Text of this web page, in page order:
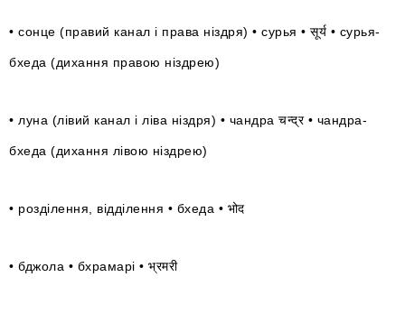
• сонце (правий канал і права ніздря) • сурья • सूर्य • сурья-
бхеда (дихання правою ніздрею)
• луна (лівий канал і ліва ніздря) • чандра चन्द्र • чандра-
бхеда (дихання лівою ніздрею)
• розділення, відділення • бхеда • भोद
• бджола • бхрамарі • भ्रमरी